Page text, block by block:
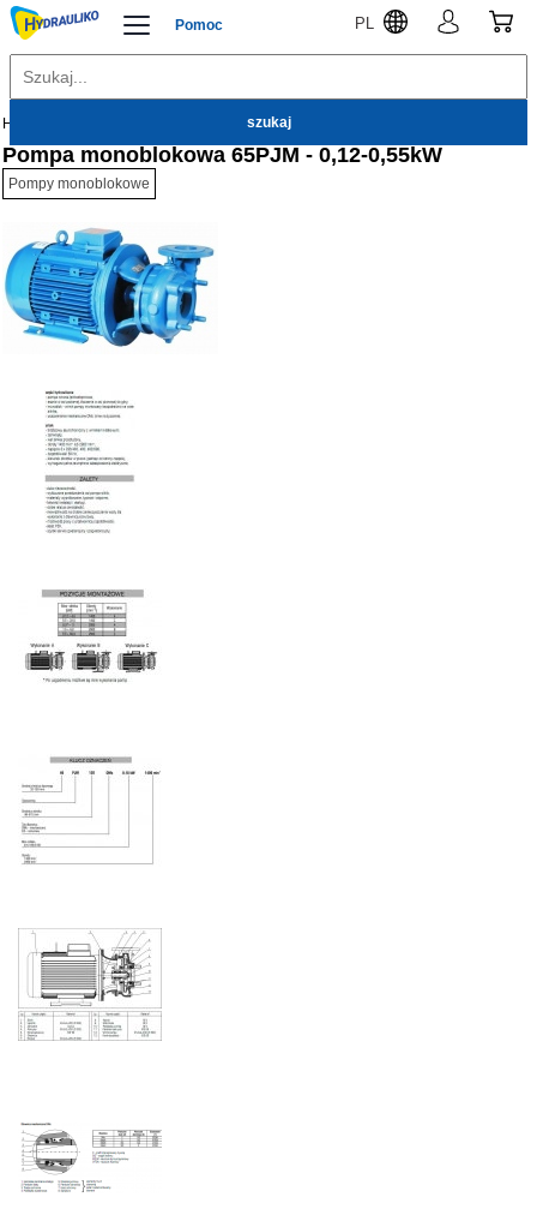
Pomoc PL
Hydrauliko Pompy monoblokowe
Pompa monoblokowa 65PJM - 0,12-0,55kW
Pompy monoblokowe